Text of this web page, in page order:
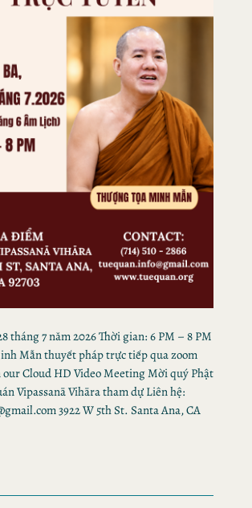
tháng 7 năm 2026 Thời gian: 6 PM – 8 PM
Mẫn thuyết pháp trực tiếp qua zoom
our Cloud HD Video Meeting Mời quý Phật
Vipassanā Vihāra tham dự Liên hệ:
3922 W 5th St. Santa Ana, CA